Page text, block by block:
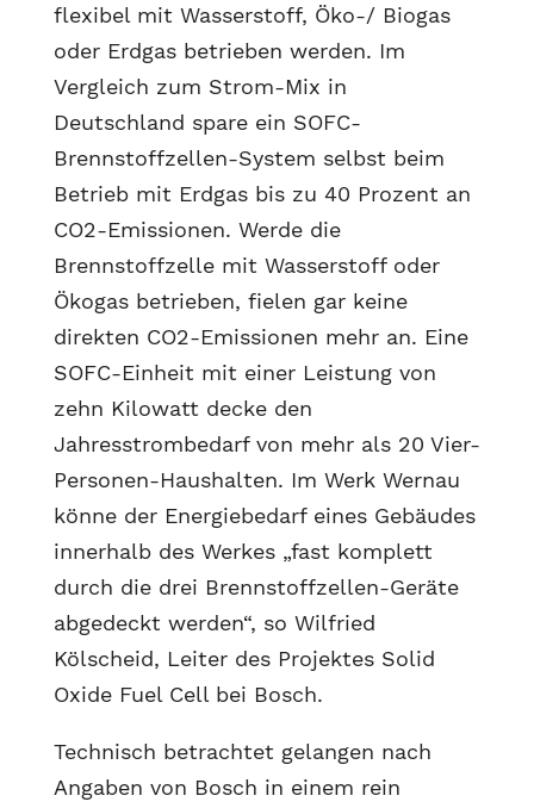
flexibel mit Wasserstoff, Öko-/ Biogas
oder Erdgas betrieben werden. Im
Vergleich zum Strom-Mix in
Deutschland spare ein SOFC-
Brennstoffzellen-System selbst beim
Betrieb mit Erdgas bis zu 40 Prozent an
CO2-Emissionen. Werde die
Brennstoffzelle mit Wasserstoff oder
Ökogas betrieben, fielen gar keine
direkten CO2-Emissionen mehr an. Eine
SOFC-Einheit mit einer Leistung von
zehn Kilowatt decke den
Jahresstrombedarf von mehr als 20 Vier-
Personen-Haushalten. Im Werk Wernau
könne der Energiebedarf eines Gebäudes
innerhalb des Werkes „fast komplett
durch die drei Brennstoffzellen-Geräte
abgedeckt werden“, so Wilfried
Kölscheid, Leiter des Projektes Solid
Oxide Fuel Cell bei Bosch.
Technisch betrachtet gelangen nach
Angaben von Bosch in einem rein